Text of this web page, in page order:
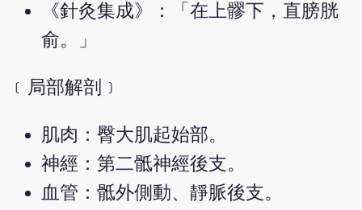
《針灸集成》：「在上髎下，直膀胱
俞。」
﹝局部解剖﹞
肌肉：臀大肌起始部。
神經：第二骶神經後支。
血管：骶外側動、靜脈後支。